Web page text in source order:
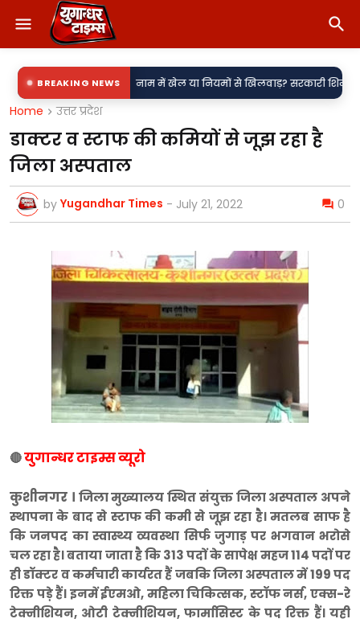
BREAKING NEWS
उपकेंद्र?• नाम में खेल या नियमों से खिलवाड़? सरकारी शिलापट्टों पर 'किरन' के
Home उत्तर प्रदेश
डाक्टर व स्टाफ की कमियों से जूझ रहा है
जिला अस्पताल
by Yugandhar Times - July 21, 2022 0
🔴युगान्धर टाइम्स व्यूरो
कुशीनगर । जिला मुख्यालय स्थित संयुक्त जिला अस्पताल अपने
स्थापना के बाद से स्टाफ की कमी से जूझ रहा है। मतलब साफ है
कि जनपद का स्वास्थ्य व्यवस्था सिर्फ जुगाड़ पर भगवान भरोसे
चल रहा है। बताया जाता है कि 313 पदों के सापेक्ष महज 114 पदों पर
ही डॉक्टर व कर्मचारी कार्यरत हैं जबकि जिला अस्पताल में 199 पद
रिक्त पड़े हैं। इनमें ईएमओ, महिला चिकित्सक, स्टॉफ नर्स, एक्स-रे
टेक्नीशियन, ओटी टेक्नीशियन, फार्मासिस्ट के पद रिक्त हैं। यही